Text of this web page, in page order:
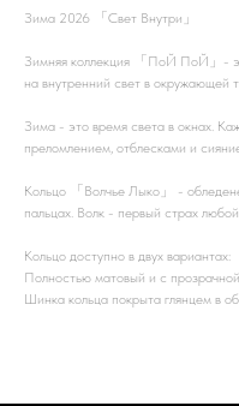
Зима 2026 「Свет Внутри」
Зимняя коллекция 「ПоЙ ПоЙ」-
на внутренний свет в окружающей
Зима - это время света в окнах.
преломлением, отблесками и
Кольцо 「Волчье Лыко」 -
пальцах. Волк - первый страх
Кольцо доступно в двух вариантах:
Полностью матовый и с
Шинка кольца покрыта глянцем в